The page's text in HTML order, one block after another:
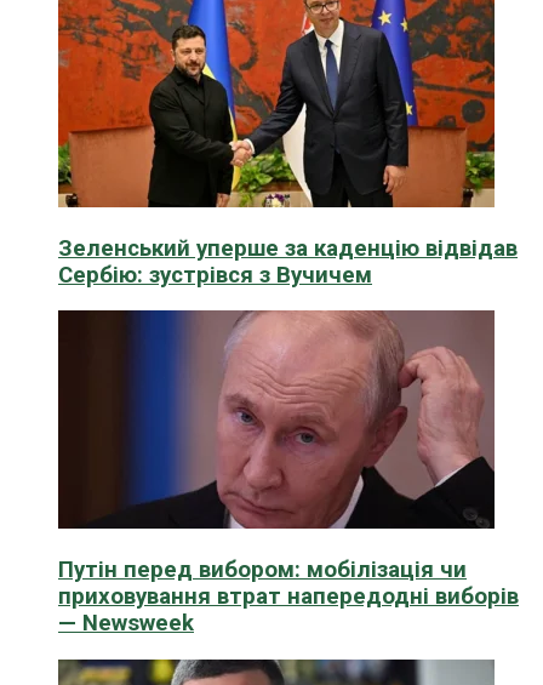
Зеленський уперше за каденцію відвідав
Сербію: зустрівся з Вучичем
Путін перед вибором: мобілізація чи
приховування втрат напередодні виборів
— Newsweek